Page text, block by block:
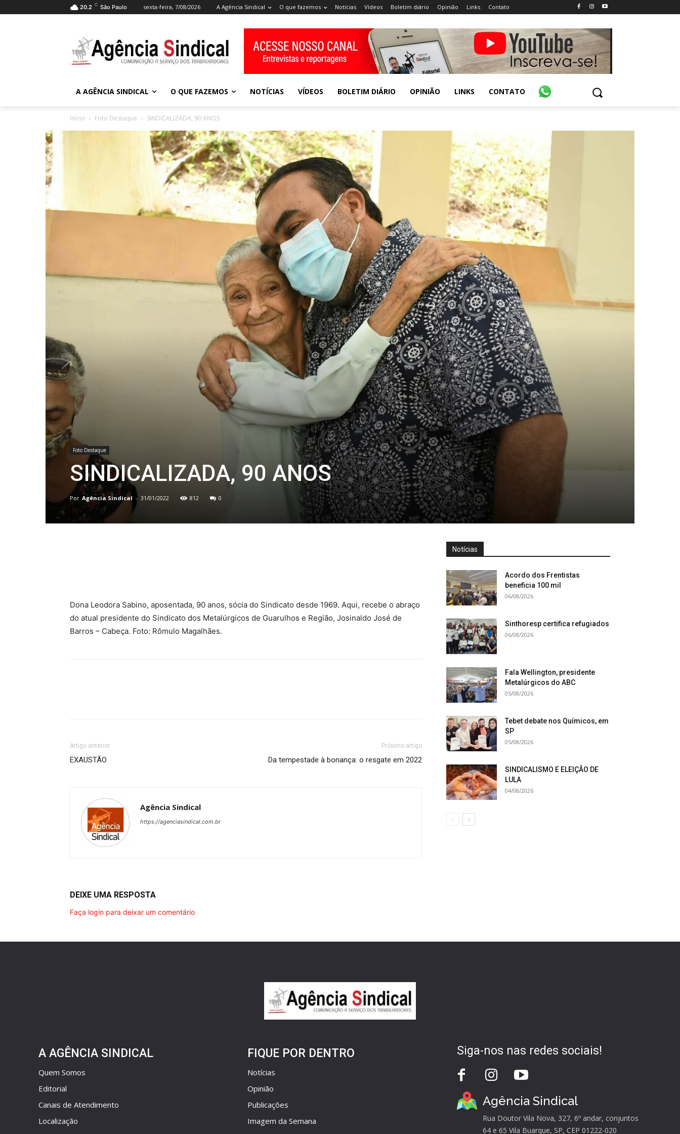
20.2 C São Paulo sexta-feira, 7/08/2026 A Agência Sindical O que fazemos Notícias Vídeos Boletim diário Opinião Links Contato
A AGÊNCIA SINDICAL O QUE FAZEMOS NOTÍCIAS VÍDEOS BOLETIM DIÁRIO OPINIÃO LINKS CONTATO
Início Foto Destaque SINDICALIZADA, 90 ANOS
Foto Destaque
SINDICALIZADA, 90 ANOS
Por Agência Sindical - 31/01/2022 812 0
Dona Leodora Sabino, aposentada, 90 anos, sócia do Sindicato desde 1969. Aqui, recebe o abraço
do atual presidente do Sindicato dos Metalúrgicos de Guarulhos e Região, Josinaldo José de
Barros – Cabeça. Foto: Rômulo Magalhães.
Artigo anterior
EXAUSTÃO
Próximo artigo
Da tempestade à bonança: o resgate em 2022
Agência Sindical
https://agenciasindical.com.br
DEIXE UMA RESPOSTA
Faça login para deixar um comentário
Notícias
Acordo dos Frentistas
beneficia 100 mil
06/08/2026
Sinthoresp certifica refugiados
06/08/2026
Fala Wellington, presidente
Metalúrgicos do ABC
05/08/2026
Tebet debate nos Químicos, em
SP
05/08/2026
SINDICALISMO E ELEIÇÃO DE
LULA
04/08/2026
A AGÊNCIA SINDICAL
Quem Somos
Editorial
Canais de Atendimento
Localização
FIQUE POR DENTRO
Notícias
Opinião
Publicações
Imagem da Semana
Siga-nos nas redes sociais!
Agência Sindical
Rua Doutor Vila Nova, 327, 6º andar, conjuntos
64 e 65 Vila Buarque, SP, CEP 01222-020